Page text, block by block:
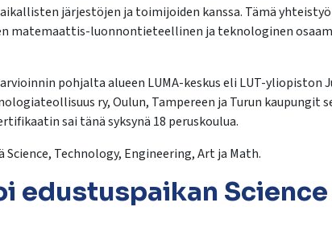
järjestöjen ja toimijoiden kanssa. Tämä
matemaattis-luonnontieteellinen ja teknologinen
pohjalta alueen LUMA-keskus eli LUT-yliopiston
ry, Oulun, Tampereen ja Turun kaupungit
sai tänä syksynä 18 peruskoulua.
Technology, Engineering, Art ja Math.
edustuspaikan Science